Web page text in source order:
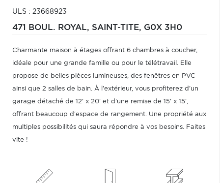
ULS : 23668923
471 BOUL. ROYAL, SAINT-TITE, G0X 3H0
Charmante maison à étages offrant 6 chambres à coucher,
idéale pour une grande famille ou pour le télétravail. Elle
propose de belles pièces lumineuses, des fenêtres en PVC
ainsi que 2 salles de bain. À l'extérieur, vous profiterez d'un
garage détaché de 12' x 20' et d'une remise de 15' x 15',
offrant beaucoup d'espace de rangement. Une propriété aux
multiples possibilités qui saura répondre à vos besoins. Faites
vite !